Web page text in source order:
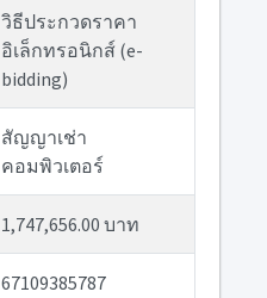
วิธีประกวดราคา
อิเล็กทรอนิกส์ (e-
bidding)
สัญญาเช่า
คอมพิวเตอร์
1,747,656.00 บาท
67109385787